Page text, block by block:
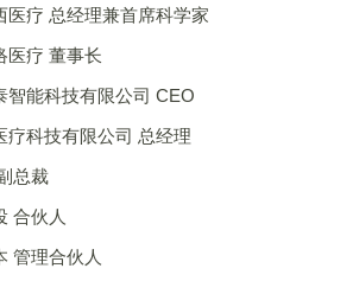
疗 总经理兼首席科学家
疗 董事长
能科技有限公司 CEO
科技有限公司 总经理
总裁
伙人
理合伙人